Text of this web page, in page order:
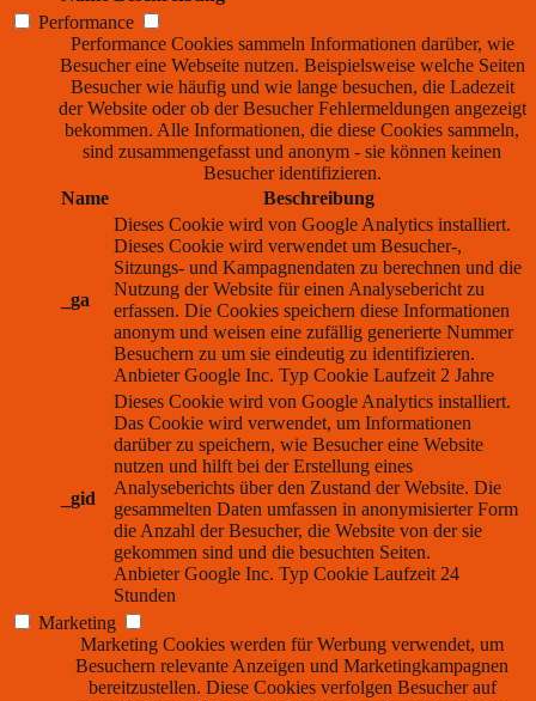
Performance
Performance Cookies sammeln Informationen darüber, wie
Besucher eine Webseite nutzen. Beispielsweise welche Seiten
Besucher wie häufig und wie lange besuchen, die Ladezeit
der Website oder ob der Besucher Fehlermeldungen angezeigt
bekommen. Alle Informationen, die diese Cookies sammeln,
sind zusammengefasst und anonym - sie können keinen
Besucher identifizieren.
Name
Beschreibung
_ga
Dieses Cookie wird von Google Analytics installiert.
Dieses Cookie wird verwendet um Besucher-,
Sitzungs- und Kampagnendaten zu berechnen und die
Nutzung der Website für einen Analysebericht zu
erfassen. Die Cookies speichern diese Informationen
anonym und weisen eine zufällig generierte Nummer
Besuchern zu um sie eindeutig zu identifizieren.
Anbieter Google Inc. Typ Cookie Laufzeit 2 Jahre
_gid
Dieses Cookie wird von Google Analytics installiert.
Das Cookie wird verwendet, um Informationen
darüber zu speichern, wie Besucher eine Website
nutzen und hilft bei der Erstellung eines
Analyseberichts über den Zustand der Website. Die
gesammelten Daten umfassen in anonymisierter Form
die Anzahl der Besucher, die Website von der sie
gekommen sind und die besuchten Seiten.
Anbieter Google Inc. Typ Cookie Laufzeit 24
Stunden
Marketing
Marketing Cookies werden für Werbung verwendet, um
Besuchern relevante Anzeigen und Marketingkampagnen
bereitzustellen. Diese Cookies verfolgen Besucher auf